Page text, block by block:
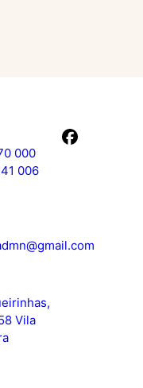
000
006
Vila